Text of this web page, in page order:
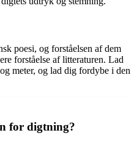
poesi, og forståelsen af dem
forståelse af litteraturen. Lad
meter, og lad dig fordybe i den
for digtning?